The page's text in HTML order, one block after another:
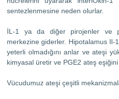
sentezlenmesine neden olurlar.
İL-1 ya da diğer pirojenler ve
merkezine giderler. Hipotalamus
yeterli olmadığını anlar ve ateşi
kimyasal üretir ve PGE2 ateş
Vücudumuz ateşi çeşitli